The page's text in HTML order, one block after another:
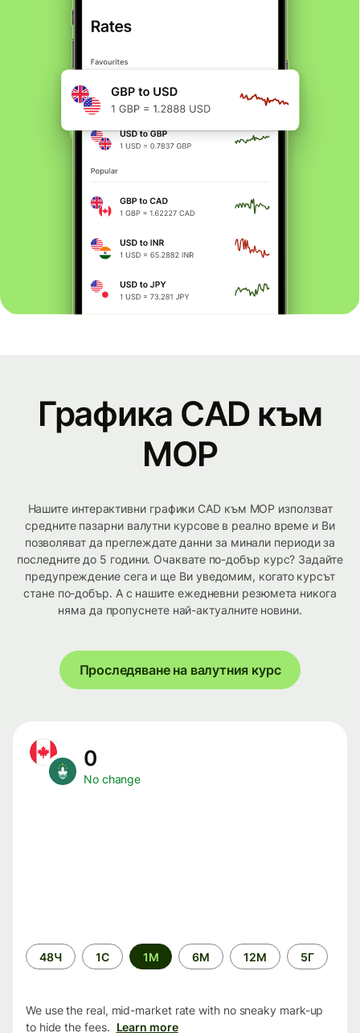
Графика CAD към
MOP
Нашите интерактивни графики CAD към MOP използват
средните пазарни валутни курсове в реално време и Ви
позволяват да преглеждате данни за минали периоди за
последните до 5 години. Очаквате по-добър курс? Задайте
предупреждение сега и ще Ви уведомим, когато курсът
стане по-добър. А с нашите ежедневни резюмета никога
няма да пропуснете най-актуалните новини.
Проследяване на валутния курс
0
No change
Time
period
48Ч 1С 1М 6М 12М 5Г
We use the real, mid-market rate with no sneaky mark-up
to hide the fees. Learn more